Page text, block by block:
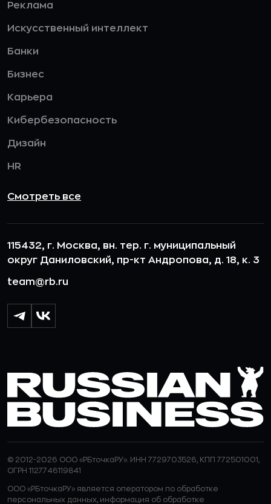
Реклама
Искусственный интеллект
Банки
Бизнес
Карьера
Кибербезопасность
Дизайн
HR
Смотреть все
115432, г. Москва, вн. тер. г. муниципальный
округ Даниловский, пр-кт Андропова, д. 18, к. 3
team@rb.ru
© 2012-2026 ООО «РБточкаРУ». ИНН 7729703526, КПП 772501001,
ОГРН 1127746119841
ООО «РБточкаРУ» является оператором по обработке
персональных данных, информация об обработке